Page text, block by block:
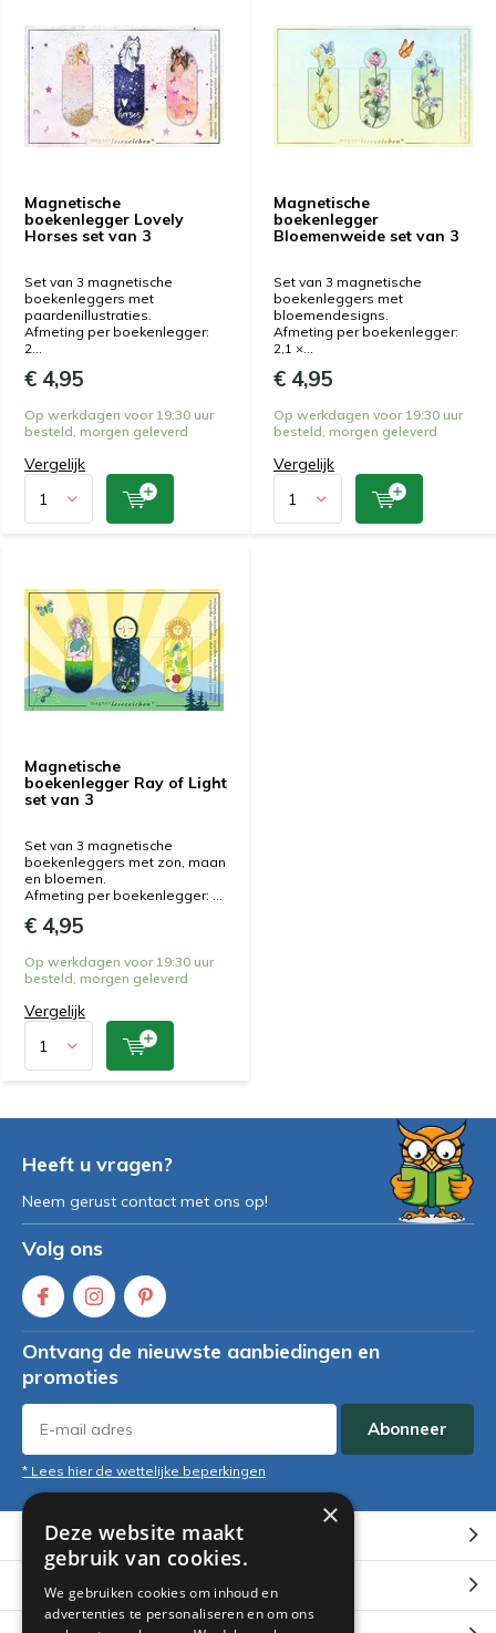
Magnetische
boekenlegger Lovely
Horses set van 3
Set van 3 magnetische
boekenleggers met
paardenillustraties.
Afmeting per boekenlegger:
2...
€ 4,95
Op werkdagen voor 19:30 uur
besteld, morgen geleverd
Vergelijk
Magnetische
boekenlegger
Bloemenweide set van 3
Set van 3 magnetische
boekenleggers met
bloemendesigns.
Afmeting per boekenlegger:
2,1 ×...
€ 4,95
Op werkdagen voor 19:30 uur
besteld, morgen geleverd
Vergelijk
Magnetische
boekenlegger Ray of Light
set van 3
Set van 3 magnetische
boekenleggers met zon, maan
en bloemen.
Afmeting per boekenlegger: ...
€ 4,95
Op werkdagen voor 19:30 uur
besteld, morgen geleverd
Vergelijk
Heeft u vragen?
Neem gerust contact met ons op!
Volg ons
Ontvang de nieuwste aanbiedingen en
promoties
Abonneer
* Lees hier de wettelijke beperkingen
Klantenservice
Mijn account
×
Deze website maakt
gebruik van cookies.
We gebruiken cookies om inhoud en
advertenties te personaliseren en om ons